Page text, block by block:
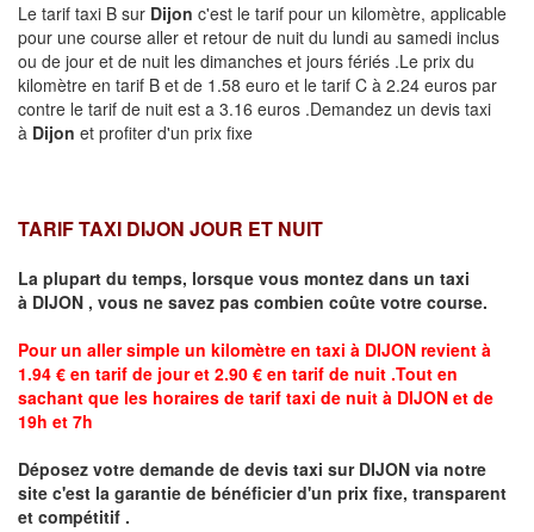
Le tarif taxi B sur Dijon c'est le tarif pour un kilomètre, applicable
pour une course aller et retour de nuit du lundi au samedi inclus
ou de jour et de nuit les dimanches et jours fériés .Le prix du
kilomètre en tarif B et de 1.58 euro et le tarif C à 2.24 euros par
contre le tarif de nuit est a 3.16 euros .Demandez un devis taxi
à Dijon et profiter d'un prix fixe
TARIF TAXI DIJON JOUR ET NUIT
La plupart du temps, lorsque vous montez dans un taxi
à DIJON , vous ne savez pas combien coûte votre course.
Pour un aller simple un kilomètre en taxi à DIJON revient à
1.94 € en tarif de jour et 2.90 € en tarif de nuit .Tout en
sachant que les horaires de tarif taxi de nuit à DIJON et de
19h et 7h
Déposez votre demande de devis taxi sur DIJON via notre
site c'est la garantie de bénéficier d'un prix fixe, transparent
et compétitif .